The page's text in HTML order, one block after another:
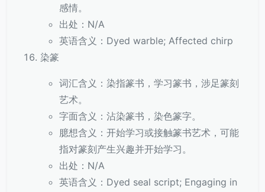
感情。
出处：N/A
英语含义：Dyed warble; Affected chirp
染篆
词汇含义：染指篆书，学习篆书，涉足篆刻
艺术。
字面含义：沾染篆书，染色篆字。
臆想含义：开始学习或接触篆书艺术，可能
指对篆刻产生兴趣并开始学习。
出处：N/A
英语含义：Dyed seal script; Engaging in